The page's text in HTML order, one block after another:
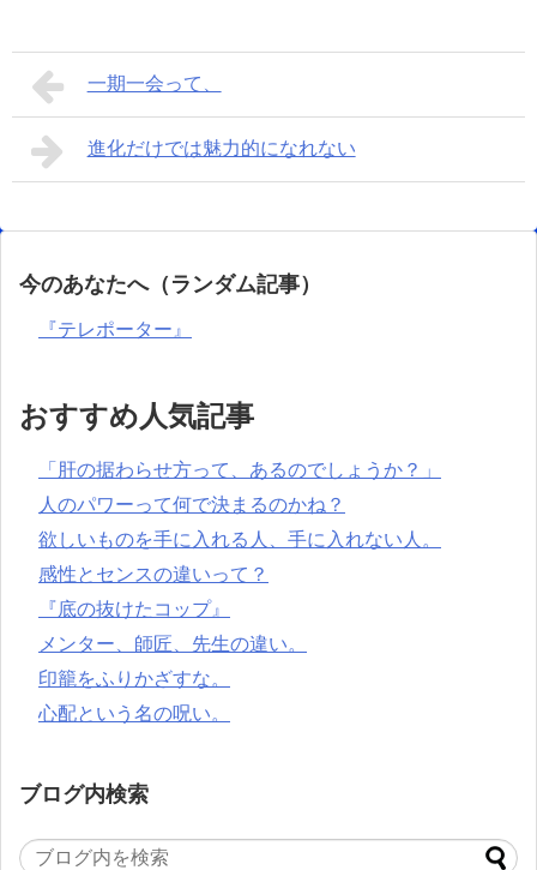
一期一会って、
進化だけでは魅力的になれない
今のあなたへ（ランダム記事）
『テレポーター』
おすすめ人気記事
「肝の据わらせ方って、あるのでしょうか？」
人のパワーって何で決まるのかね？
欲しいものを手に入れる人、手に入れない人。
感性とセンスの違いって？
『底の抜けたコップ』
メンター、師匠、先生の違い。
印籠をふりかざすな。
心配という名の呪い。
ブログ内検索